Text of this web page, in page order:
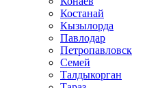
Костанай
Кызылорда
Павлодар
Петропавловск
Семей
Талдыкорган